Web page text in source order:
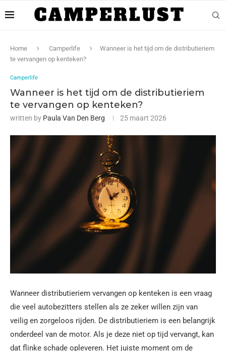
Home Camperlife
Wanneer is het tijd om de distributieriem
te vervangen op kenteken?
Camperlife
Wanneer is het tijd om de distributieriem
te vervangen op kenteken?
written by Paula Van Den Berg 25 maart 2026
Wanneer distributieriem vervangen op kenteken is een vraag
die veel autobezitters stellen als ze zeker willen zijn van
veilig en zorgeloos rijden. De distributieriem is een belangrijk
onderdeel van de motor. Als je deze niet op tijd vervangt, kan
dat flinke schade opleveren. Het juiste moment om de